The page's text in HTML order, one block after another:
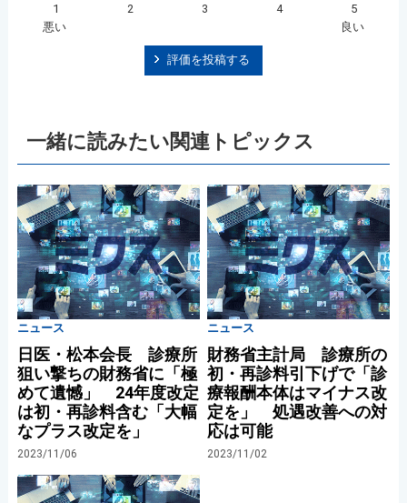
1 2 3 4
5
悪い
良い
評価を投稿する
一緒に読みたい関連トピックス
ニュース
日医・松本会長 診療所
狙い撃ちの財務省に「極
めて遺憾」 24年度改定
は初・再診料含む「大幅
なプラス改定を」
2023/11/06
ニュース
財務省主計局 診療所の
初・再診料引下げで「診
療報酬本体はマイナス改
定を」 処遇改善への対
応は可能
2023/11/02